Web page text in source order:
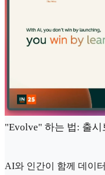
"Evolve" 하는 법: 출
AI와 인간이 함께 데이